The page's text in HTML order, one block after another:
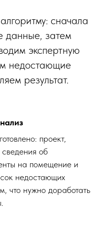
сначала
данные, затем
экспертную
недостающие
результат.
проект,
сведения об
на помещение и
недостающих
что нужно доработать